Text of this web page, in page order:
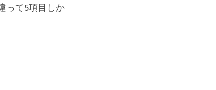
って5項目しか